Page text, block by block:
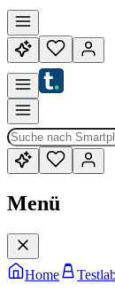
Menü
Home